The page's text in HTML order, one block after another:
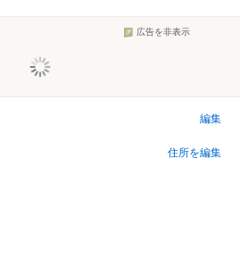
広告を非表示
編集
住所を編集